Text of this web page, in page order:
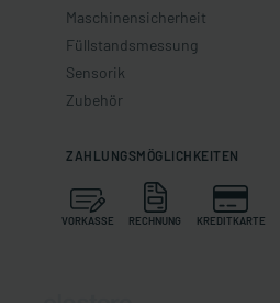
Maschinensicherheit
Füllstandsmessung
Sensorik
Zubehör
ZAHLUNGSMÖGLICHKEITEN
VORKASSE RECHNUNG KREDITKARTE